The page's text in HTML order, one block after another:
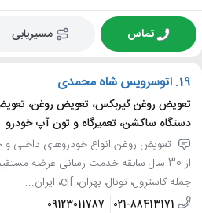
تماس مسیریابی
19. اتوسرویس شاه محمدی
تعویض روغن گیربکس، تعویض روغن،
دستگاه ساکشن، تعمیرگاه و تون آپ خودرو
تعویض روغن انواع خودروهای داخلی
از 30 سال سابقه خدمت رسانی عرضه
جمله کاسترول، توتال، بهران، elf، ایران...
021-88413171
09123011787